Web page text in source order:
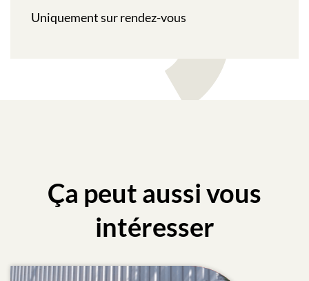
Uniquement sur rendez-vous
Ça peut aussi vous
intéresser